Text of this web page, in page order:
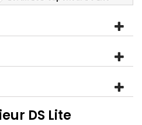
DS Lite